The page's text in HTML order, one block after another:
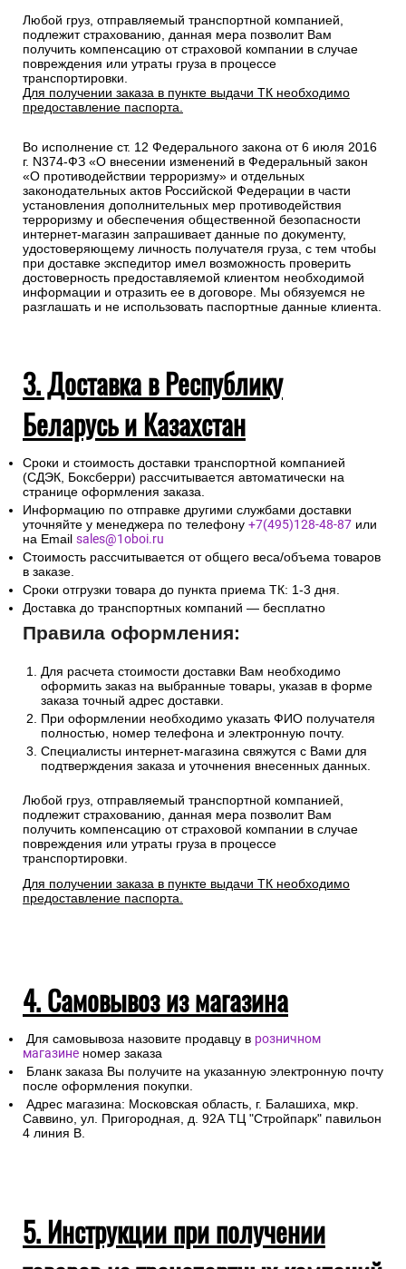
Специалисты интернет-магазина свяжутся с Вами для
подтверждения заказа и уточнения внесенных данных.
Любой груз, отправляемый транспортной компанией,
подлежит страхованию, данная мера позволит Вам
получить компенсацию от страховой компании в случае
повреждения или утраты груза в процессе
Для получении заказа в пункте выдачи ТК необходимо
предоставление паспорта.
Во исполнение ст. 12 Федерального закона от 6 июля 2016
г. N374-ФЗ «О внесении изменений в Федеральный закон
«О противодействии терроризму» и отдельных
законодательных актов Российской Федерации в части
установления дополнительных мер противодействия
терроризму и обеспечения общественной безопасности
интернет-магазин запрашивает данные по документу,
удостоверяющему личность получателя груза, с тем чтобы
при доставке экспедитор имел возможность проверить
3. Доставка в Республику
Беларусь и Казахстан
Сроки и стоимость доставки транспортной компанией
(СДЭК, Боксберри) рассчитывается автоматически на
странице оформления заказа.
Информацию по отправке другими службами доставки
уточняйте у менеджера по телефону
на Emailsales@1oboi.ru
Стоимость рассчитывается от общего веса/объема товаров
Сроки отгрузки товара до пункта приема ТК: 1-3 дня.
Правила оформления:
Для расчета стоимости доставки Вам необходимо
оформить заказ на выбранные товары, указав в форме
заказа точный адрес доставки.
При оформлении необходимо указать ФИО получателя
Специалисты интернет-магазина свяжутся с Вами для
подтверждения заказа и уточнения внесенных данных.
Любой груз, отправляемый транспортной компанией,
подлежит страхованию, данная мера позволит Вам
получить компенсацию от страховой компании в случае
повреждения или утраты груза в процессе
транспортировки.
4. Самовывоз из магазина
Для самовывоза назовите продавцу в
магазиненомер заказа
Бланк заказа Вы получите на указанную электронную почту
после оформления покупки.